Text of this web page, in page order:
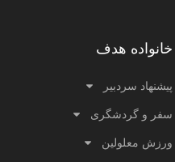
خانواده هدف
پیشنهاد سردبیر
سفر و گردشگری
ورزش معلولین